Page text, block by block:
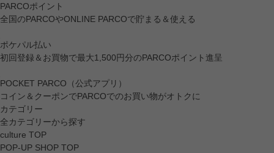
PARCOポイント
全国のPARCOやONLINE PARCOで貯まる＆使える
ポケパル払い
初回登録＆お買物で最大1,500円分のPARCOポイント進呈
POCKET PARCO（公式アプリ）
コイン＆クーポンでPARCOでのお買い物がオトクに
カテゴリー
全カテゴリーから探す
culture TOP
POP-UP SHOP TOP